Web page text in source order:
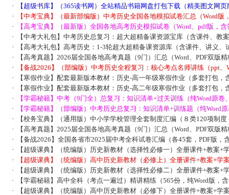
·
【超级书库】（365读书网）全站精品书籍网盘打包下载（精美图文网
·
【中考宝典】（最新部编版）中考历史全国各地模拟试卷汇总（Word版
·
【高考宝典】（最新版）全国各地高考历史模拟试卷（Word、pdf版，含
·
【中考大礼包】中考历史总复习：超大超精备课资源宝库（含课件、教
·
【高考大礼包】高考历史：1-3轮超大超精备课资源库（含课件、讲义、
·
【高考真题】2026届全国各地高考真题（9门）汇总（Word、PDF双版
·
【备战2026】（部编版）中考历史全程复习：核心考点名师讲练（ppt、
·
【寒假作业】配套最新版本教材：历史-高一年级寒假作业（多套打包，
·
【寒假作业】配套最新版本教材：历史-高二年级寒假作业（多套打包，
·
【学霸秘籍】中考（9门全）总复习：知识清单+过关训练（纯Word原卷
·
【学霸秘籍】（部编版）中考历史总复习：知识清单+训练题（纯Word
·
【校务宝典】（通用版）中小学学校管理全套制度汇编（８类120项制度
·
【高考真题】2025届全国各地高考真题（9门）汇总（Word、PDF双版
·
【备战2026】全国各省市2025届中考全科试卷汇编（各45套，PDF版，
·
【超级课典】（统编版）历史新教材（选择性必修一）全册课件+教案+
·
【超级课典】（统编版）高中历史新教材（必修上）全册课件+教案+学
·
【超级课典】（统编版）历史新教材（选择性必修二）全册课件+教案+
·
【学霸秘籍】高中全科（考点一遍过）精讲精练（565份，纯Word版，
·
【超级课典】（统编版）高中历史新教材（必修下）全册课件+教案+学